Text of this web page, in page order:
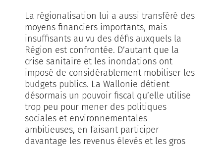
La régionalisation lui a aussi transféré des
moyens financiers importants, mais
insuffisants au vu des défis auxquels la
Région est confrontée. D’autant que la
crise sanitaire et les inondations ont
imposé de considérablement mobiliser les
budgets publics. La Wallonie détient
désormais un pouvoir fiscal qu’elle utilise
trop peu pour mener des politiques
sociales et environnementales
ambitieuses, en faisant participer
davantage les revenus élevés et les gros